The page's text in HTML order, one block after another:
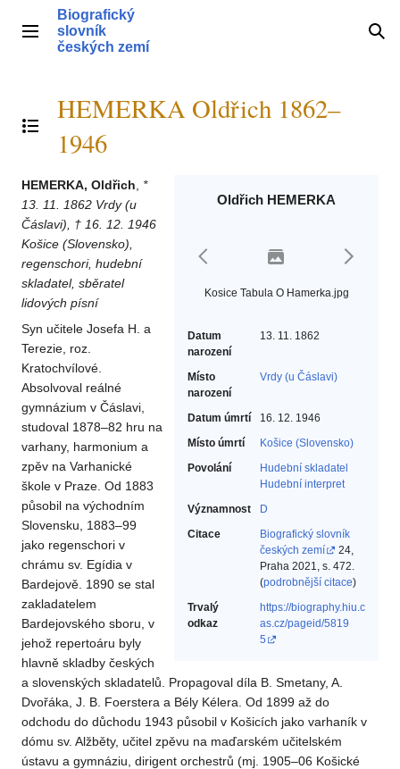
obsahHlavní menu
Biografický
slovník
českých zemí
Přepnout obsah
HEMERKA Oldřich 1862–
1946
Oldřich HEMERKA
Kosice Tabula O Hamerka.jpg
Datum
narození
13. 11. 1862
Místo
narození
Vrdy (u Čáslavi)
Datum úmrtí
16. 12. 1946
Místo úmrtí
Košice (Slovensko)
Povolání
Hudební skladatel‎
Hudební interpret‎
Významnost
D
Citace
Biografický slovník
českých zemí
24,
Praha 2021, s. 472.
(podrobnější citace)
Trvalý
odkaz
https://biography.hiu.c
as.cz/pageid/5819
5
HEMERKA, Oldřich
*
13. 11. 1862 Vrdy (u
Čáslavi), † 16. 12. 1946
Košice (Slovensko),
regenschori, hudební
skladatel, sběratel
lidových písní
Syn učitele Josefa H. a
Terezie, roz.
Kratochvílové.
Absolvoval reálné
gymnázium v Čáslavi,
studoval 1878–82 hru na
varhany, harmonium a
zpěv na Varhanické
škole v Praze. Od 1883
působil na východním
Slovensku, 1883–99
jako regenschori v
chrámu sv. Egídia v
Bardejově. 1890 se stal
zakladatelem
Bardejovského sboru, v
jehož repertoáru byly
hlavně skladby českých
a slovenských skladatelů. Propagoval díla B. Smetany, A.
Dvořáka, J. B. Foerstera a Bély Kélera. Od 1899 až do
odchodu do důchodu 1943 působil v Košicích jako varhaník v
dómu sv. Alžběty, učitel zpěvu na maďarském učitelském
ústavu a gymnáziu, dirigent orchestrů (mj. 1905–06 Košické